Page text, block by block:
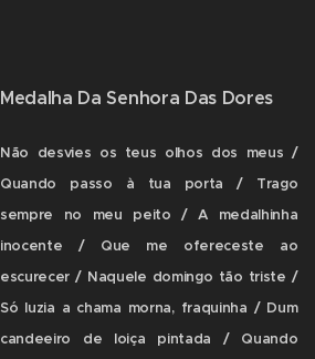
Medalha Da Senhora Das Dores
Não desvies os teus olhos dos meus /
Quando passo à tua porta / Trago
sempre no meu peito / A medalhinha
inocente / Que me ofereceste ao
escurecer / Naquele domingo tão triste /
Só luzia a chama morna, fraquinha / Dum
candeeiro de loiça pintada / Quando